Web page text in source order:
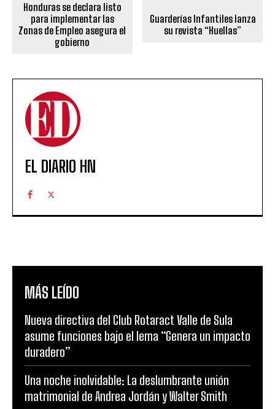
Honduras se declara listo
para implementar las
Zonas de Empleo asegura el
gobierno
Guarderías Infantiles lanza
su revista “Huellas”
EL DIARIO HN
MÁS LEÍDO
Nueva directiva del Club Rotaract Valle de Sula
asume funciones bajo el lema “Genera un impacto
duradero”
Una noche inolvidable: La deslumbrante unión
matrimonial de Andrea Jordán y Walter Smith